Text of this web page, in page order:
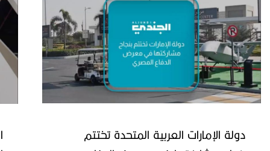
دولة الإمارات العربية المتحدة تختتم